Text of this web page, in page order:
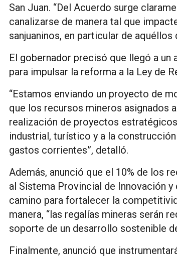
San Juan. “Del Acuerdo surge
canalizarse de manera tal que
sanjuaninos, en particular de
El gobernador precisó que llegó a
para impulsar la reforma a la Ley de
“Estamos enviando un proyecto de
que los recursos mineros asignados
realización de proyectos
industrial, turístico y a la
gastos corrientes”, detalló.
Además, anunció que el 10% de los
al Sistema Provincial de Innovación
camino para fortalecer la
manera, “las regalías mineras serán
soporte de un desarrollo sostenible
Finalmente, anunció que